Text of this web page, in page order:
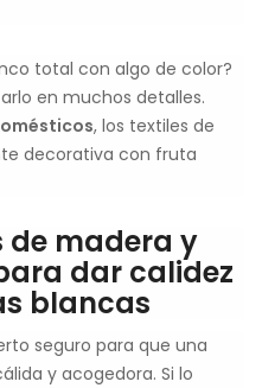
total con algo de color?
en muchos detalles.
, los textiles de
decorativa con fruta
de madera y
dar calidez
blancas
seguro para que una
y acogedora. Si lo